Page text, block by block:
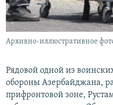
Հայերեն
English
Все сайты Радио
Архивно-иллюстративное
Рядовой одной из
обороны Азербайджана,
прифронтовой зоне,